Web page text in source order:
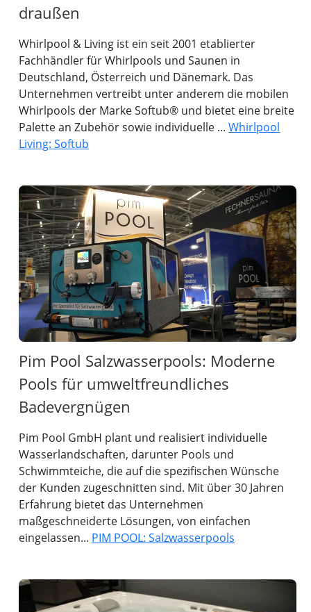
draußen
Whirlpool & Living ist ein seit 2001 etablierter
Fachhändler für Whirlpools und Saunen in
Deutschland, Österreich und Dänemark. Das
Unternehmen vertreibt unter anderem die mobilen
Whirlpools der Marke Softub® und bietet eine breite
Palette an Zubehör sowie individuelle ...Whirlpool
Living: Softub
Pim Pool Salzwasserpools: Moderne
Pools für umweltfreundliches
Badevergnügen
Pim Pool GmbH plant und realisiert individuelle
Wasserlandschaften, darunter Pools und
Schwimmteiche, die auf die spezifischen Wünsche
der Kunden zugeschnitten sind. Mit über 30 Jahren
Erfahrung bietet das Unternehmen
maßgeschneiderte Lösungen, von einfachen
eingelassen... PIM POOL: Salzwasserpools